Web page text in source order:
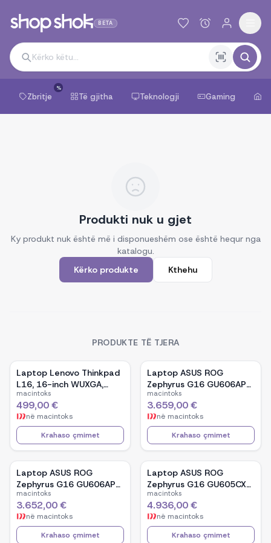
BETA
Zbritje
%
Të gjitha Teknologji Gaming
Produkti nuk u gjet
Ky produkt nuk është më i disponueshëm ose është hequr nga
katalogu.
Kërko produkte
Kthehu
PRODUKTE TË TJERA
Laptop Lenovo Thinkpad
L16, 16-inch WUXGA,
AMD Ryzen 5 Pro-7535U,
16GB Ram DDR5, 512GB
SSD - Black
macintoks
499,00 €
në macintoks
Krahaso çmimet
Laptop ASUS ROG
Zephyrus G16 GU606AP-
TB039W, 16-inch OLED,
Intel Core Ultra 9 386H,
NVIDIA GeForce RTX
5070, 32GB RAM, 1TB
SSD, Windows 11 - White
macintoks
3.659,00 €
në macintoks
Krahaso çmimet
Laptop ASUS ROG
Zephyrus G16 GU606AP-
TB041W, 16-inch OLED,
Intel Core Ultra 9 386H,
NVIDIA GeForce RTX
5070, 32GB RAM, 1TB
macintoks
3.652,00 €
në macintoks
Krahaso çmimet
Laptop ASUS ROG
Zephyrus G16 GU605CX-
QR106W, 16-inch WQXGA
OLED, Intel Core Ultra 9
285H, NVIDIA GeForce
RTX 5090, 32GB RAM,
macintoks
4.936,00 €
në macintoks
Krahaso çmimet